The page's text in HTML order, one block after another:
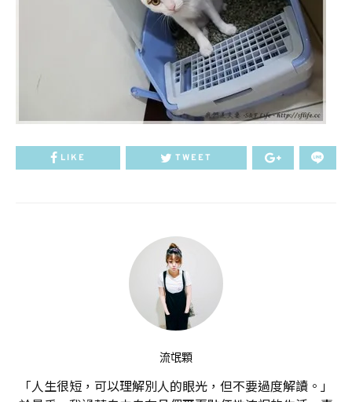
LIKE TWEET
流氓顆
「人生很短，可以理解別人的眼光，但不要過度解讀。」